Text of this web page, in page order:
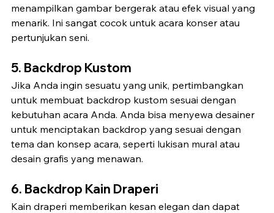
menampilkan gambar bergerak atau efek visual yang
menarik. Ini sangat cocok untuk acara konser atau
pertunjukan seni.
5. Backdrop Kustom
Jika Anda ingin sesuatu yang unik, pertimbangkan
untuk membuat backdrop kustom sesuai dengan
kebutuhan acara Anda. Anda bisa menyewa desainer
untuk menciptakan backdrop yang sesuai dengan
tema dan konsep acara, seperti lukisan mural atau
desain grafis yang menawan.
6. Backdrop Kain Draperi
Kain draperi memberikan kesan elegan dan dapat